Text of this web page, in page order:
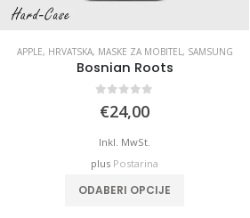
APPLE, HRVATSKA, MASKE ZA MOBITEL, SAMSUNG
Bosnian Roots
€24,00
Inkl. MwSt.
plus Postarina
ODABERI OPCIJE